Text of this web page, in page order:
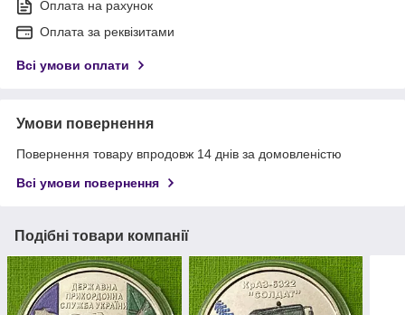
Оплата на рахунок
Оплата за реквізитами
Всі умови оплати
Умови повернення
Повернення товару впродовж 14 днів за домовленістю
Всі умови повернення
Подібні товари компанії